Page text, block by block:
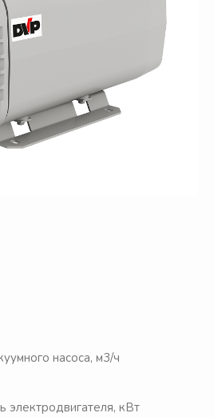
насоса, м3/ч
электродвигателя, кВт